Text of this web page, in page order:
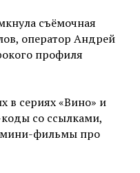
съёмочная
оператор Андрей
профиля
в сериях «Вино» и
коды со ссылками,
фильмы про